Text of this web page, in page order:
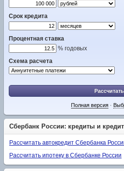
Срок кредита
Процентная ставка
% годовых
Схема расчета
Рассчитать
Полная версия·
Сбербанк России: кредиты и
Рассчитать автокредит Сбербанка
Рассчитать ипотеку в Сбербанке России